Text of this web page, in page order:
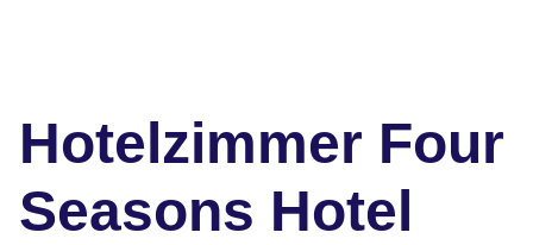
Hotelzimmer Four
Seasons Hotel